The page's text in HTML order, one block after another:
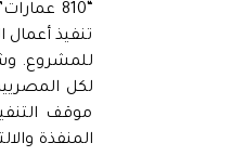
“810
تنفيذ
للمشروع.
لكل
موقف
المنفذة